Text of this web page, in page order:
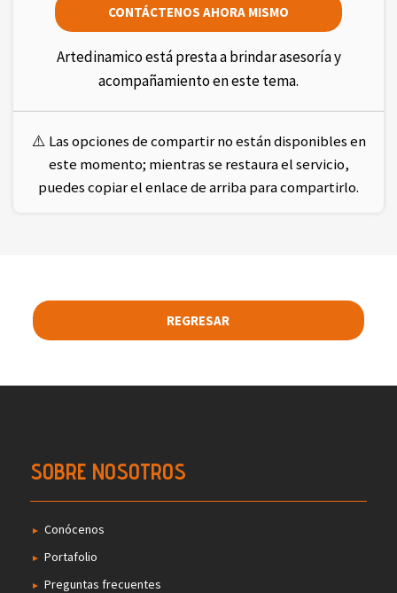
CONTÁCTENOS AHORA MISMO
Artedinamico está presta a brindar asesoría y
acompañamiento en este tema.
⚠️ Las opciones de compartir no están disponibles en
este momento; mientras se restaura el servicio,
puedes copiar el enlace de arriba para compartirlo.
REGRESAR
SOBRE NOSOTROS
Conócenos
Portafolio
Preguntas frecuentes